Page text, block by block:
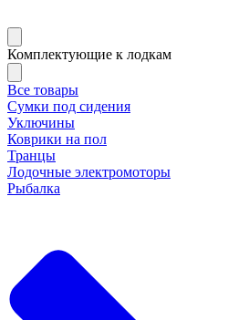
Комплектующие к лодкам
Все товары
Сумки под сидения
Уключины
Коврики на пол
Транцы
Лодочные электромоторы
Рыбалка